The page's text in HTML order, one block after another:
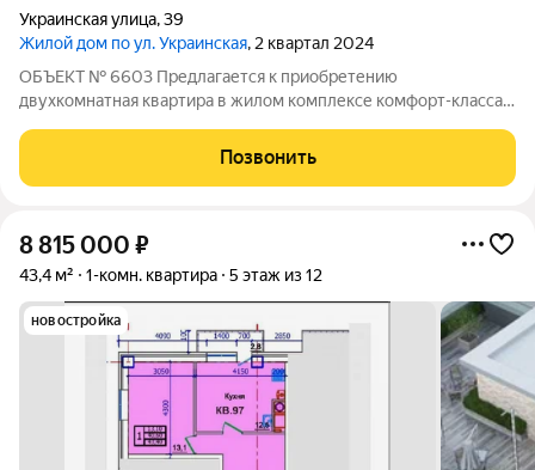
Украинская улица,39
Жилой дом по ул. Украинская, 2 квартал 2024
ОБЪЕКТ № 6603 Предлагается к приобретению
двухкомнатная квартира в жилом комплексе комфорт-класса в
жилого помещения составляет 61,3 кв. м, что позволяет
рационально организовать пространство для
Позвонить
8 815 000 ₽
43,4 м² 1-комн. квартира 5 этаж из 12
новостройка